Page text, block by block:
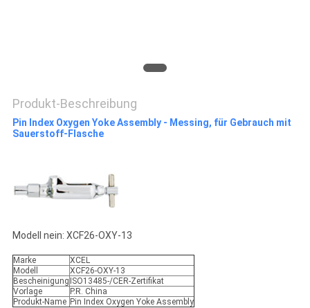
Produkt-Beschreibung
Pin Index Oxygen Yoke Assembly - Messing, für Gebrauch mit
Sauerstoff-Flasche
Modell nein: XCF26-OXY-13
Marke
XCEL
Modell
XCF26-OXY-13
Bescheinigung ISO13485-/CER-Zertifikat
Vorlage
P.R. China
Produkt-Name Pin Index Oxygen Yoke Assembly